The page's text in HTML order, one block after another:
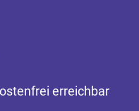
erreichbar